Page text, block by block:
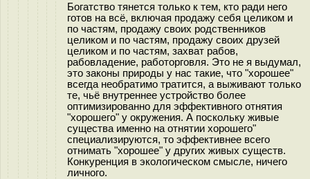
Богатство тянется только к тем, кто ради него
готов на всё, включая продажу себя целиком и
по частям, продажу своих родственников
целиком и по частям, продажу своих друзей
целиком и по частям, захват рабов,
рабовладение, работорговля. Это не я выдумал,
это законы природы у нас такие, что "хорошее"
всегда необратимо тратится, а выживают только
те, чьё внутреннее устройство более
оптимизированно для эффективного отнятия
"хорошего" у окружения. А поскольку живые
существа именно на отнятии хорошего"
специализируются, то эффективнее всего
отнимать "хорошее" у других живых существ.
Конкуренция в экологическом смысле, ничего
личного.